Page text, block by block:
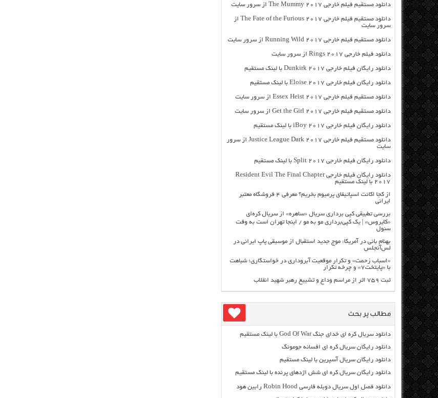
دانلود مستقیم فیلم خارجی The Mummy 2017 از سرور سایت
دانلود مستقیم فیلم خارجی The Fate of the Furious 2017 از
سرور سایت
دانلود مستقیم فیلم خارجی Running Wild 2017 از سرور سایت
دانلود فیلم خارجی Rings 2017 از سرور سایت
دانلود رایگان فیلم خارجی Dunkirk 2017 با لینک مستقیم
دانلود رایگان فیلم خارجی Eloise 2017 با لینک مستقیم
دانلود مستقیم فیلم خارجی Essex Heist 2017 از سرور سایت
دانلود مستقیم فیلم خارجی Get the Girl 2017 از سرور سایت
دانلود رایگان فیلم خارجی iBoy 2017 با لینک مستقیم
دانلود مستقیم فیلم خارجی Justice League Dark 2017 از سرور
سایت
دانلود رایگان فیلم خارجی Split 2017 با لینک مستقیم
دانلود رایگان فیلم خارجی Resident Evil The Final Chapter
2017 با لینک مستقیم
از کجا اکانت اسپاتیفای پرمیوم بخریم؟ معرفی ۴ فروشگاه معتبر
ایرانی
بررسی تطبیقی کپی برداری سریال «ساهره» از سریال کره‌ای
«کایروس» | یک کپی‌برداری مو به مو / اینجا تهران است به وقت
سئول
بهنام بانی در آمریکا: موج جدید استقبال از موسیقی پاپ ایرانی در
لس‌آنجلس
«اسباب زحمت» و تکرار موقعیت آبروداری در خواستگاری؛ شباهت
با «پایتخت۷» و چرخه تکرار
ثبت ۷۵۹ اثر از مراسم وداع و تشییع رهبر شهید انقلاب
مطالب پر بحث
دانلود سریال کره ای خدای جنگ God Of War با لینک مستقیم
دانلود رایگان سریال کره ای افسانه جومونگ
دانلود رایگان سریال آسپرین با لینک مستقیم
دانلود رایگان سریال کره ای شش اژدهای پرنده با لینک مستقیم
دانلود فصل اول سریال دوبله فارسی Robin Hood رابین هود